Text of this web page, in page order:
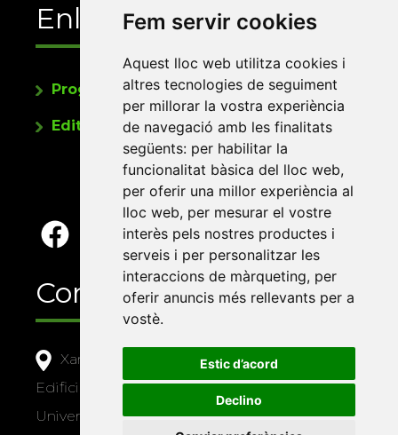
Fem servir cookies
Aquest lloc web utilitza cookies i
altres tecnologies de seguiment
per millorar la vostra experiència
de navegació amb les finalitats
següents: per habilitar la
funcionalitat bàsica del lloc web,
per oferir una millor experiència al
lloc web, per mesurar el vostre
interès pels nostres productes i
serveis i per personalitzar les
interaccions de màrqueting, per
oferir anuncis més rellevants per a
vostè.
Estic d’acord
Declino
Enllaços
Programa de publicacions
Editorials universitàries a Twitter
Contacte
Xarxa Vives d'Universitats
Edifici Àgora
Universitat Jaume I, local 10